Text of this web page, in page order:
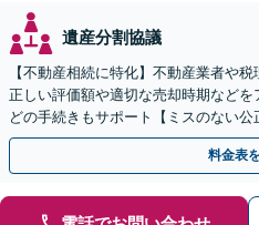
遺産分割協議
【不動産相続に特化】不動産業者や
正しい評価額や適切な売却時期など
どの手続きもサポート【ミスのない
点から遺言書を作成します。
料金表